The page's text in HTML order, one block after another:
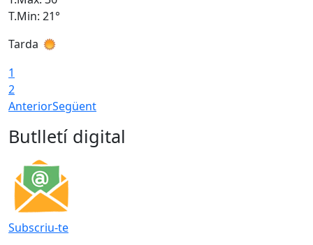
T.Min: 21°
Tarda
1
2
AnteriorSegüent
Butlletí digital
Subscriu-te